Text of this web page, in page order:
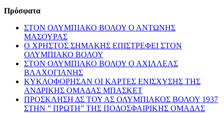
Πρόσφατα
ΣΤΟΝ ΟΛΥΜΠΙΑΚΟ ΒΟΛΟΥ Ο ΑΝΤΩΝΗΣ
ΜΑΣΟΥΡΑΣ
Ο ΧΡΗΣΤΟΣ ΣΗΜΑΚΗΣ ΕΠΙΣΤΡΕΦΕΙ ΣΤΟΝ
ΟΛΥΜΠΙΑΚΟ ΒΟΛΟΥ
ΣΤΟΝ ΟΛΥΜΠΙΑΚΟ ΒΟΛΟΥ Ο ΑΧΙΛΛΕΑΣ
ΒΛΑΧΟΓΙΑΝΗΣ
ΚΥΚΛΟΦΟΡΗΣΑΝ ΟΙ ΚΑΡΤΕΣ ΕΝΙΣΧΥΣΗΣ ΤΗΣ
ΑΝΔΡΙΚΗΣ ΟΜΑΔΑΣ ΜΠΑΣΚΕΤ
ΠΡΟΣΚΛΗΣΗ ΔΣ ΤΟΥ ΑΣ ΟΛΥΜΠΙΑΚΟΣ ΒΟΛΟΥ 1937
ΣΤΗΝ ” ΠΡΩΤΗ” ΤΗΣ ΠΟΔΟΣΦΑΙΡΙΚΗΣ ΟΜΑΔΑΣ